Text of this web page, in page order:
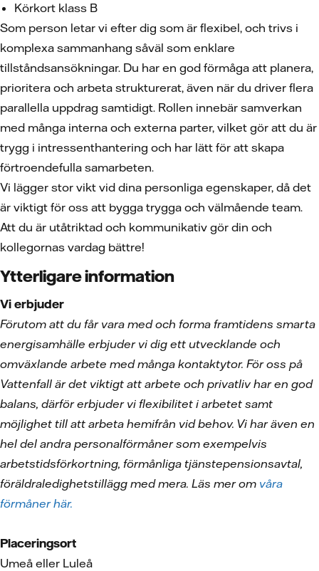
Körkort klass B
Som person letar vi efter dig som är flexibel, och trivs i
komplexa sammanhang såväl som enklare
tillståndsansökningar. Du har en god förmåga att planera,
prioritera och arbeta strukturerat, även när du driver flera
parallella uppdrag samtidigt. Rollen innebär samverkan
med många interna och externa parter, vilket gör att du är
trygg i intressenthantering och har lätt för att skapa
förtroendefulla samarbeten.
Vi lägger stor vikt vid dina personliga egenskaper, då det
är viktigt för oss att bygga trygga och välmående team.
Att du är utåtriktad och kommunikativ gör din och
kollegornas vardag bättre!
Ytterligare information
Vi erbjuder
Förutom att du får vara med och forma framtidens smarta
energisamhälle erbjuder vi dig ett utvecklande och
omväxlande arbete med många kontaktytor. För oss på
Vattenfall är det viktigt att arbete och privatliv har en god
balans, därför erbjuder vi flexibilitet i arbetet samt
möjlighet till att arbeta hemifrån vid behov. Vi har även en
hel del andra personalförmåner som exempelvis
arbetstidsförkortning, förmånliga tjänstepensionsavtal,
föräldraledighetstillägg med mera. Läs mer om våra
förmåner här.
Placeringsort
Umeå eller Luleå